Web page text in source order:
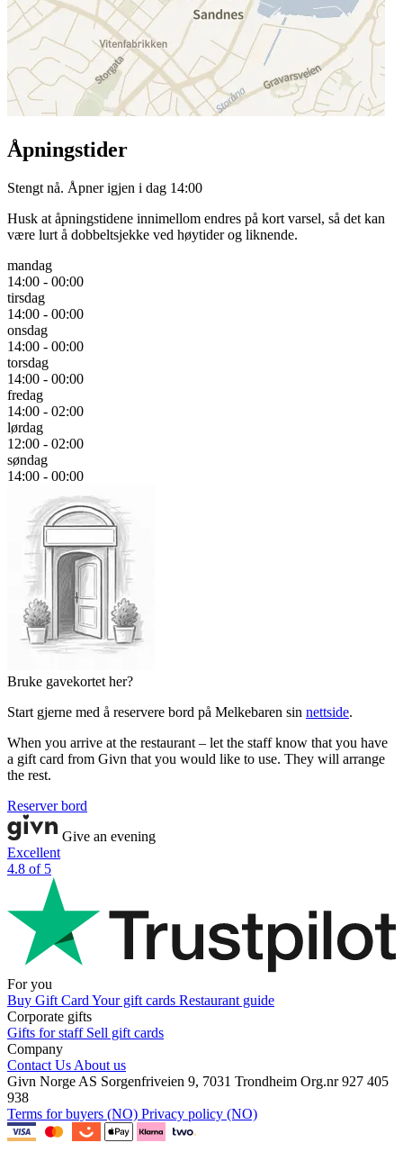
Åpningstider
Stengt nå. Åpner igjen i dag 14:00
Husk at åpningstidene innimellom endres på kort varsel, så det kan
være lurt å dobbeltsjekke ved høytider og liknende.
mandag
14:00 - 00:00
tirsdag
14:00 - 00:00
onsdag
14:00 - 00:00
torsdag
14:00 - 00:00
fredag
14:00 - 02:00
lørdag
12:00 - 02:00
søndag
14:00 - 00:00
Bruke gavekortet her?
Start gjerne med å reservere bord på Melkebaren sin nettside.
When you arrive at the restaurant – let the staff know that you have
a gift card from Givn that you would like to use. They will arrange
the rest.
Reserver bord
Give an evening
Excellent
4.8 of 5
For you
Buy Gift Card Your gift cards Restaurant guide
Corporate gifts
Gifts for staff Sell gift cards
Company
Contact Us About us
Givn Norge AS Sorgenfriveien 9, 7031 Trondheim Org.nr 927 405
938
Terms for buyers (NO) Privacy policy (NO)